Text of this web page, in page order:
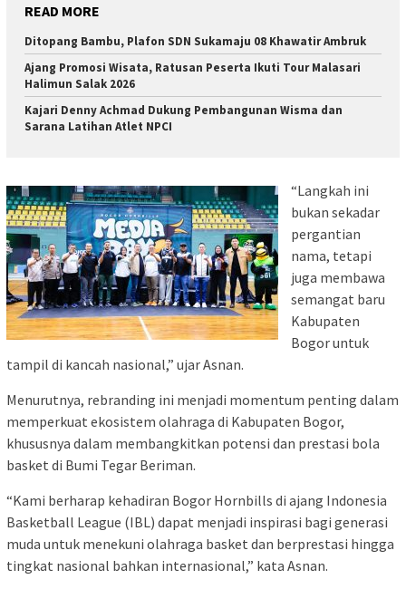
READ MORE
Ditopang Bambu, Plafon SDN Sukamaju 08 Khawatir Ambruk
Ajang Promosi Wisata, Ratusan Peserta Ikuti Tour Malasari
Halimun Salak 2026
Kajari Denny Achmad Dukung Pembangunan Wisma dan
Sarana Latihan Atlet NPCI
“Langkah ini
bukan sekadar
pergantian
nama, tetapi
juga membawa
semangat baru
Kabupaten
Bogor untuk
tampil di kancah nasional,” ujar Asnan.
Menurutnya, rebranding ini menjadi momentum penting dalam
memperkuat ekosistem olahraga di Kabupaten Bogor,
khususnya dalam membangkitkan potensi dan prestasi bola
basket di Bumi Tegar Beriman.
“Kami berharap kehadiran Bogor Hornbills di ajang Indonesia
Basketball League (IBL) dapat menjadi inspirasi bagi generasi
muda untuk menekuni olahraga basket dan berprestasi hingga
tingkat nasional bahkan internasional,” kata Asnan.